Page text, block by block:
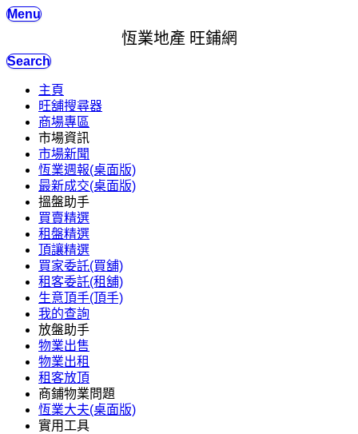
Menu
恆業地產 旺鋪網
Search
主頁
旺舖搜尋器
商場專區
市場資訊
市場新聞
恆業週報(桌面版)
最新成交(桌面版)
搵盤助手
買賣精選
租盤精選
頂讓精選
買家委託(買舖)
租客委託(租舖)
生意頂手(頂手)
我的查詢
放盤助手
物業出售
物業出租
租客放頂
商鋪物業問題
恆業大夫(桌面版)
實用工具